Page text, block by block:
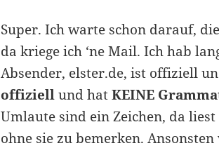
Super. Ich warte schon darauf,
da kriege ich ‘ne Mail. Ich hab
Absender, elster.de, ist offiziell
offiziellund hatKEINE
Umlaute sind ein Zeichen, da
ohne sie zu bemerken.